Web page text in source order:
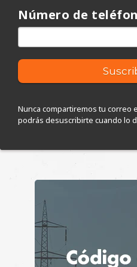
Número de
Nunca compartiremos tu correo
podrás desuscribirte cuando lo